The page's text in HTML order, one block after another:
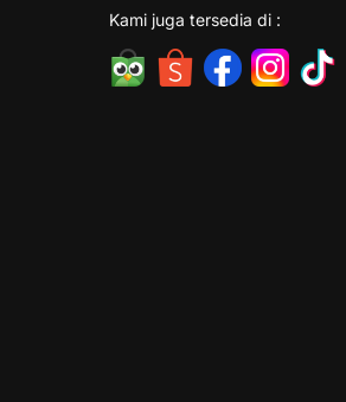
Kami juga tersedia di :